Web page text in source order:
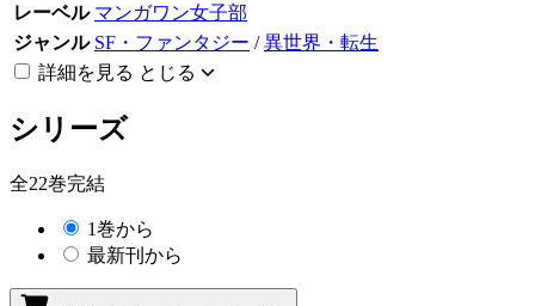
レーベル マンガワン女子部
ジャンル SF・ファンタジー /異世界・転生
詳細を見る とじる
シリーズ
全22巻完結
1巻から
最新刊から